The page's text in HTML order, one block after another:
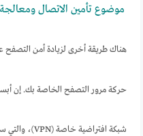
موضوع تأمين الاتصال
هناك طريقة أخرى لزيادة أمن التصفح
حركة مرور التصفح الخاصة بك. إن
شبكة افتراضية خاصة (VPN)، والتي ستعمل كنفق مشفر لحركة المرور